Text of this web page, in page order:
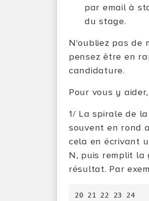
par email à
du stage.
N'oubliez pas de
pensez être en
candidature.
Pour vous y
1/ La spirale de
souvent en rond
cela en écrivant
N, puis remplit
résultat. Par
20 21 22 23 24